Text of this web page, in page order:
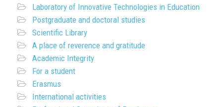
Laboratory of Innovative Technologies in Education
Postgraduate and doctoral studies
Scientific Library
A place of reverence and gratitude
Academic Integrity
For a student
Erasmus
International activities